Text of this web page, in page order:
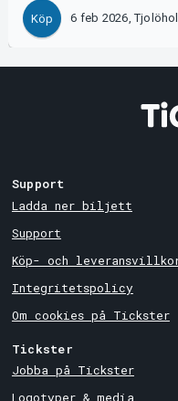
Köp 6 feb 2026,
Support
Ladda ner biljett
Support
Köp- och
Integritetspolicy
Om cookies på Tickster
Tickster
Jobba på Tickster
Logotyper & media